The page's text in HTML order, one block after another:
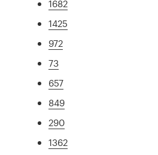
1682
1425
972
73
657
849
290
1362